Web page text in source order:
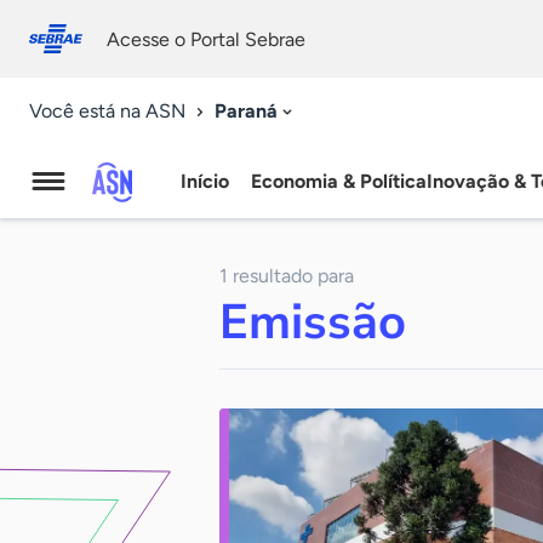
conosco
Acesse o Portal Sebrae
Você está na ASN Paraná
Agência
Notícias
Início Economia & PolíticaInovação &
1 resultado para
Emissão